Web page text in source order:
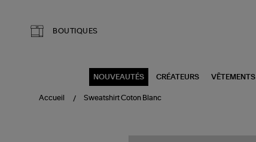
BOUTIQUES
NOUVEAUTÉS CRÉATEURS VÊTEMENTS
Accueil Sweatshirt Coton Blanc